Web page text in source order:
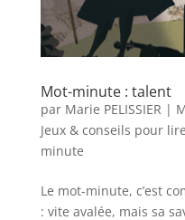
Mot-minute : talent
par Marie PELISSIER |
Jeux & conseils pour lire
minute
Le mot-minute, c’est
: vite avalée, mais sa